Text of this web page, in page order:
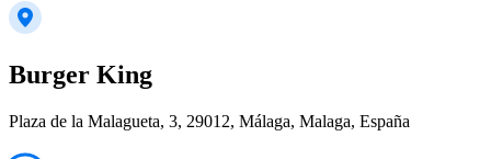
Burger King
Plaza de la Malagueta, 3, 29012, Málaga, Malaga, España